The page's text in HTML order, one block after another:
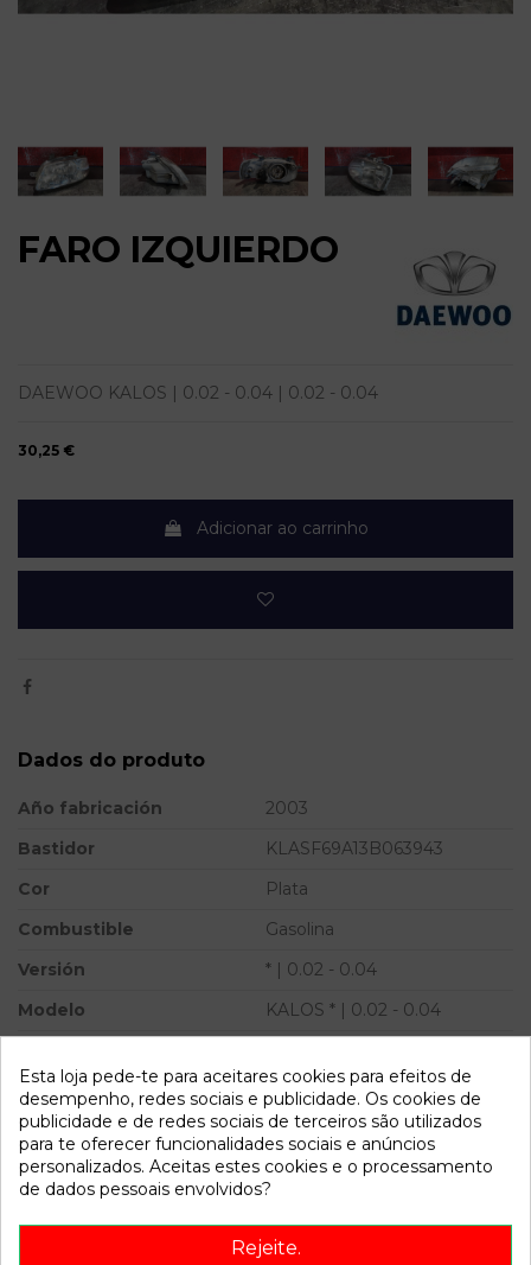
FARO IZQUIERDO
DAEWOO KALOS | 0.02 - 0.04 | 0.02 - 0.04
30,25 €
Adicionar ao carrinho
Dados do produto
Año fabricación
2003
Bastidor
KLASF69A13B063943
Cor
Plata
Combustible
Gasolina
Versión
* | 0.02 - 0.04
Modelo
KALOS * | 0.02 - 0.04
Referência
787440
Disponível a partir de: 2022-04-04
Descrição
Recambio de faro izquierdo para daewoo kalos | 0.02 - 0.04
| 0.02 - 0.04 referencia OEM IAM
Esta loja pede-te para aceitares cookies para efeitos de
desempenho, redes sociais e publicidade. Os cookies de
publicidade e de redes sociais de terceiros são utilizados
para te oferecer funcionalidades sociais e anúncios
personalizados. Aceitas estes cookies e o processamento
de dados pessoais envolvidos?
Rejeite.